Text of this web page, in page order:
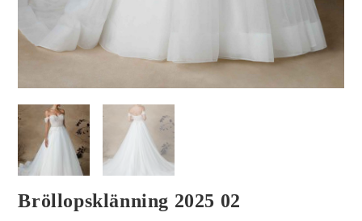
Bröllopsklänning 2025 02